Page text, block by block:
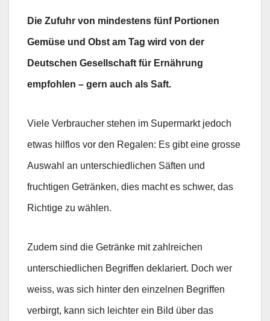
Die Zufuhr von mindestens fünf Portionen
Gemüse und Obst am Tag wird von der
Deutschen Gesellschaft für Ernährung
empfohlen – gern auch als Saft.
Viele Verbraucher stehen im Supermarkt jedoch
etwas hilflos vor den Regalen: Es gibt eine grosse
Auswahl an unterschiedlichen Säften und
fruchtigen Getränken, dies macht es schwer, das
Richtige zu wählen.
Zudem sind die Getränke mit zahlreichen
unterschiedlichen Begriffen deklariert. Doch wer
weiss, was sich hinter den einzelnen Begriffen
verbirgt, kann sich leichter ein Bild über das